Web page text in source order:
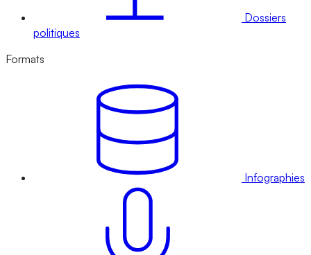
Dossiers
politiques
Formats
Infographies